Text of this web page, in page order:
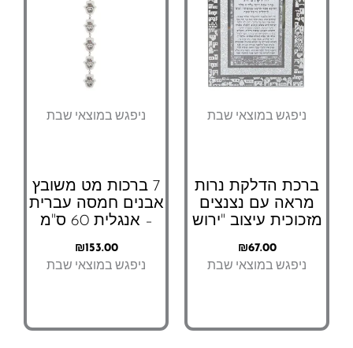
ניפגש במוצאי שבת
ברכת הדלקת נרות
מראה עם נצנצים
מזכוכית עיצוב "ירוש
₪67.00
ניפגש במוצאי שבת
ניפגש במוצאי שבת
7 ברכות מט משובץ
אבנים חמסה עברית
– אנגלית 60 ס"מ
₪153.00
ניפגש במוצאי שבת